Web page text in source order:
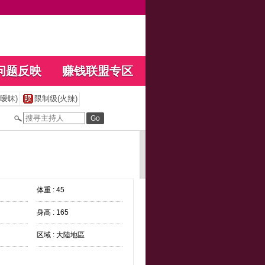
题反映 赚钱联盟专区
昧) 限制级(火辣)
体重 : 45
身高 : 165
区域 : 大陸地區